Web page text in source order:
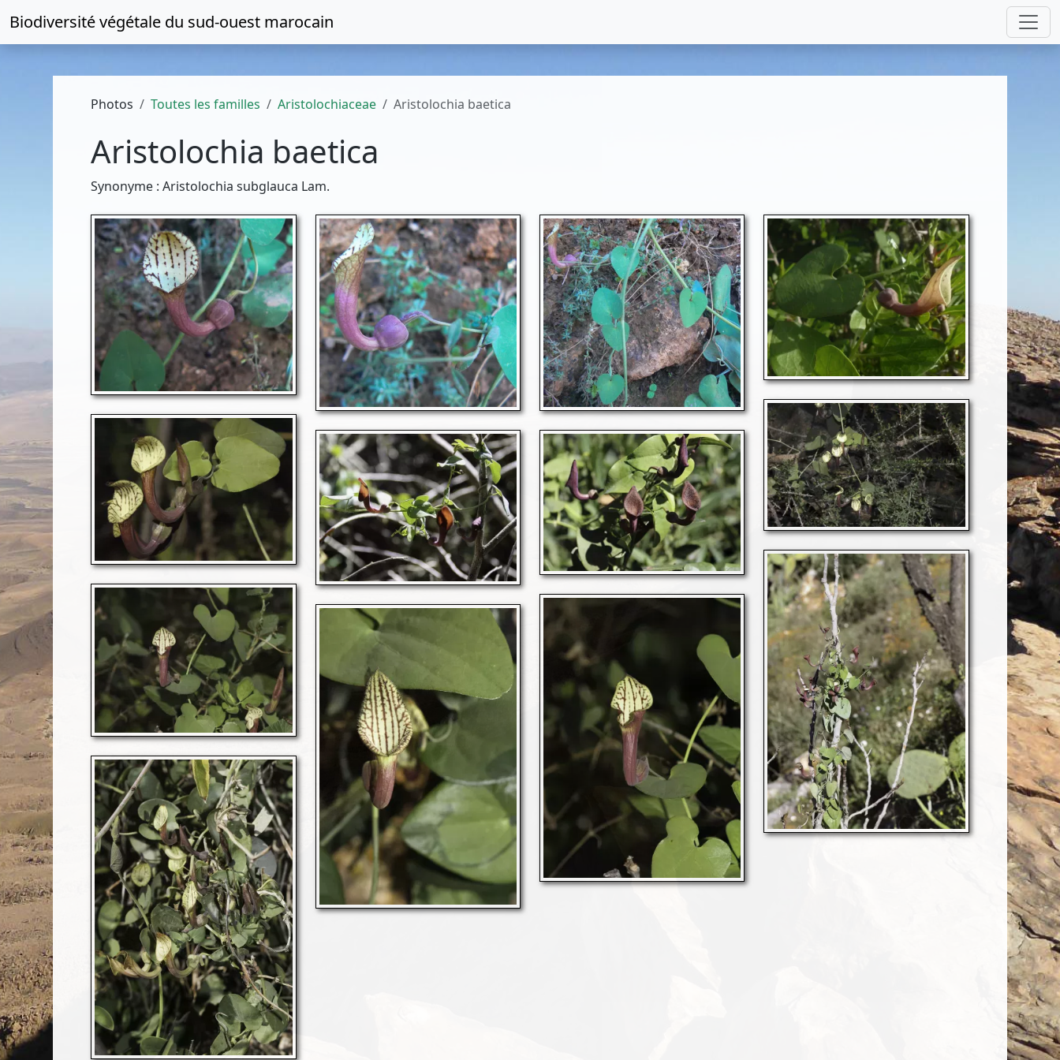
Biodiversité végétale du sud-ouest marocain
Photos Toutes les familles Aristolochiaceae Aristolochia baetica
Aristolochia baetica
Synonyme : Aristolochia subglauca Lam.